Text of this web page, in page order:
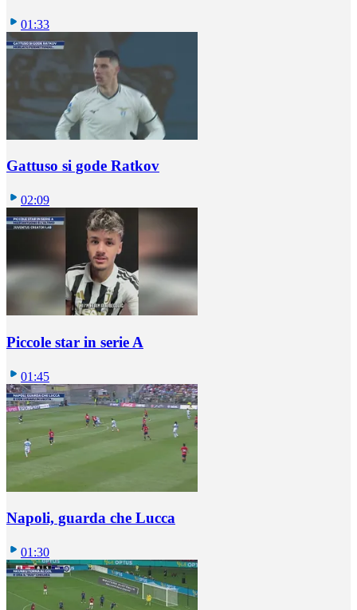
01:33
Gattuso si gode Ratkov
02:09
Piccole star in serie A
01:45
Napoli, guarda che Lucca
01:30